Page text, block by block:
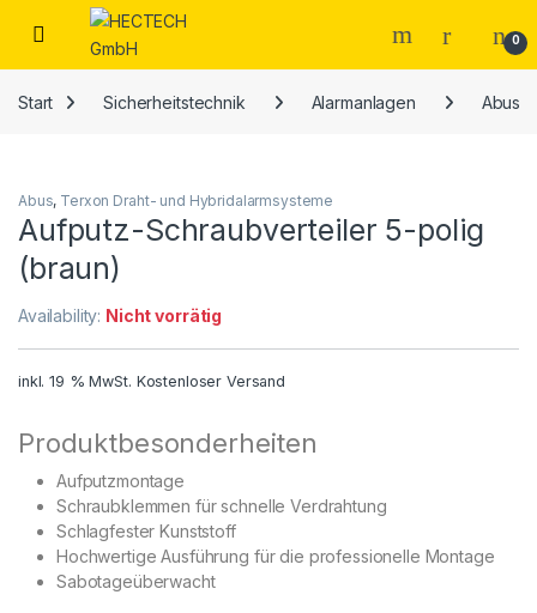
Open 0
Start Sicherheitstechnik Alarmanlagen Abus
Abus, Terxon Draht- und Hybridalarmsysteme
Aufputz-Schraubverteiler 5-polig
(braun)
Availability: Nicht vorrätig
inkl. 19 % MwSt. Kostenloser Versand
Produktbesonderheiten
Aufputzmontage
Schraubklemmen für schnelle Verdrahtung
Schlagfester Kunststoff
Hochwertige Ausführung für die professionelle Montage
Sabotageüberwacht